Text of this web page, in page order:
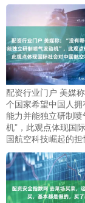
配资行业门户 美媒
个国家希望中国人
能力并能独立研制喷
机”，此观点体现国
国航空科技崛起的担